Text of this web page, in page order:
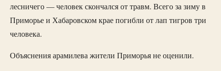
лесничего — человек скончался от травм. Всего за зиму в
Приморье и Хабаровском крае погибли от лап тигров три
человека.
Объяснения арамилева жители Приморья не оценили.